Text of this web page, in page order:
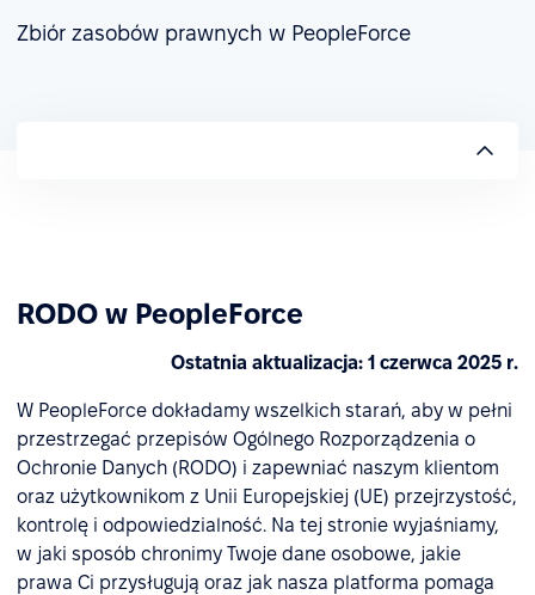
Zbiór zasobów prawnych w PeopleForce
RODO w PeopleForce
Ostatnia aktualizacja: 1 czerwca 2025 r.
W PeopleForce dokładamy wszelkich starań, aby w pełni
przestrzegać przepisów Ogólnego Rozporządzenia o
Ochronie Danych (RODO) i zapewniać naszym klientom
oraz użytkownikom z Unii Europejskiej (UE) przejrzystość,
kontrolę i odpowiedzialność. Na tej stronie wyjaśniamy,
w jaki sposób chronimy Twoje dane osobowe, jakie
prawa Ci przysługują oraz jak nasza platforma pomaga